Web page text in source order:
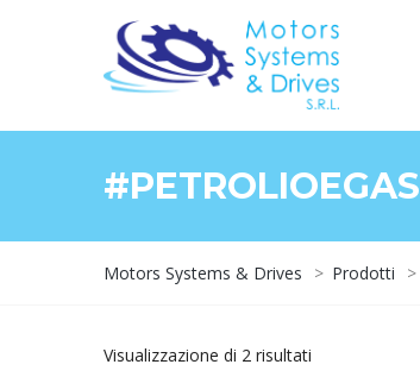
#PETROLIOEGAS
Motors Systems & Drives > Prodotti >
Visualizzazione di 2 risultati